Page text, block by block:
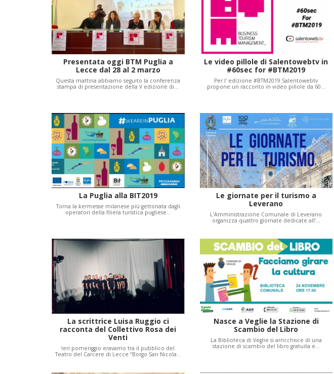
Presentata oggi BTM Puglia a
Lecce dal 28 al 2 marzo
Questa mattina abbiamo seguito la conferenza
stampa di presentazione della V edizione di…
Le video pillole di Salentowebtv in
#60sec for #BTM2019
Per l' edizione #BTM2019 Salentowebtv
propone un racconto in video pillole da 60…
La Puglia alla BIT2019
Torna la kermesse milanese più gettonata dagli
operatori della filiera turistica pugliese…
Le giornate per il turismo a
Leverano
L’Amministrazione Comunale di Leverano
organizza quattro giornate dedicate all’…
La scrittrice Luisa Ruggio ci
racconta del Collettivo Rosa dei
Venti
Ieri pomeriggio eravamo tra il pubblico del
Teatro del Carcere di Lecce “Borgo San Nicola…
Nasce a Veglie la Stazione di
Scambio del Libro
La Biblioteca di Veglie si arricchisce di una
stazione di scambio del libro gratuita e…